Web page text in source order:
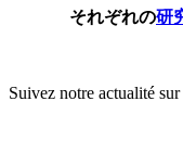
それぞれの研
Suivez notre actualité